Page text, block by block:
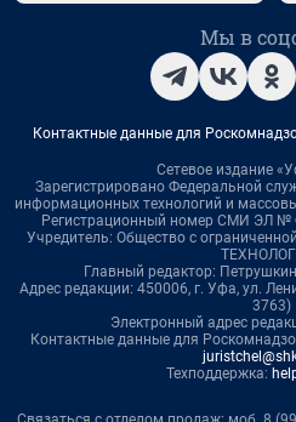
Мы в
Контактные данные для
Сетевое издание
Зарегистрировано Федеральной
информационных технологий и
Регистрационный номер СМИ ЭЛ №
Учредитель: Общество с
Главный редактор:
Адрес редакции: 450006, г. Уфа, ул.
3763)
Электронный адрес
Контактные данные для
Техподдержка: